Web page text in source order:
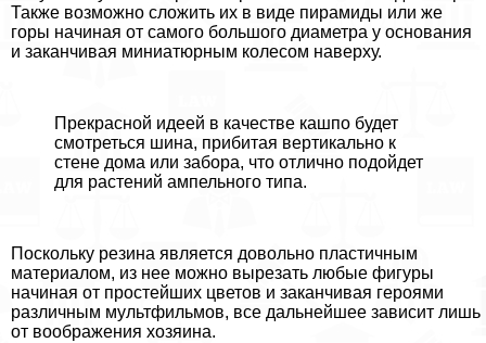
Также возможно сложить их в виде пирамиды или же
горы начиная от самого большого диаметра у основания
и заканчивая миниатюрным колесом наверху.
Прекрасной идеей в качестве кашпо будет
смотреться шина, прибитая вертикально к
стене дома или забора, что отлично подойдет
для растений ампельного типа.
Поскольку резина является довольно пластичным
материалом, из нее можно вырезать любые фигуры
начиная от простейших цветов и заканчивая героями
различным мультфильмов, все дальнейшее зависит лишь
от воображения хозяина.